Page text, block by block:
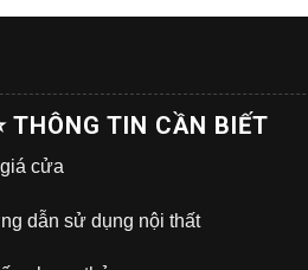
THÔNG TIN CẦN BIẾT
cửa
dẫn sử dụng nội thất